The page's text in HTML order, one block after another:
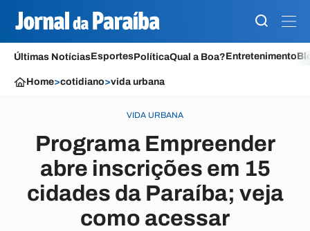
Últimas NotíciasEsportesPolíticaQual a Boa?Entretenimento
Home>cotidiano>vida urbana
VIDA URBANA
Programa Empreender
abre inscrições em 15
cidades da Paraíba; veja
como acessar